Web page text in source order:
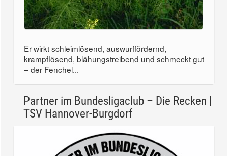
Er wirkt schleimlösend, auswurffördernd,
krampflösend, blähungstreibend und schmeckt gut
– der Fenchel...
Partner im Bundesligaclub – Die Recken |
TSV Hannover-Burgdorf